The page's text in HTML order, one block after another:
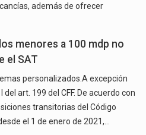
además de ofrecer
menores a 100 mdp no
el SAT
personalizados.A excepción
art. 199 del CFF. De acuerdo con
transitorias del Código
el 1 de enero de 2021,…